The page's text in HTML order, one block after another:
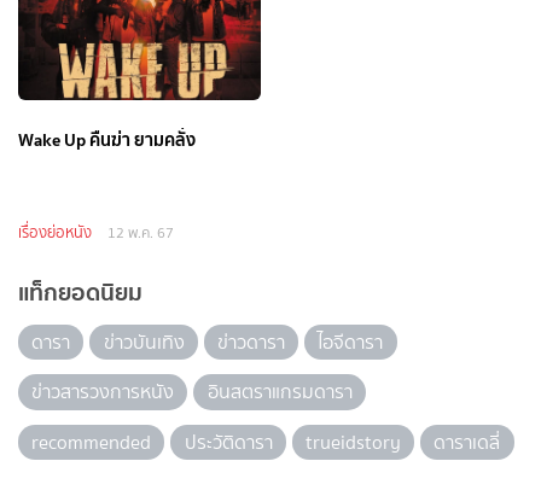
Wake Up คืนฆ่า ยามคลั่ง
เรื่องย่อหนัง 12 พ.ค. 67
แท็กยอดนิยม
ดารา ข่าวบันเทิง ข่าวดารา
ไอจีดารา
ข่าวสารวงการหนัง
อินสตราแกรมดารา
recommended
ประวัติดารา trueidstory ดาราเดลี่